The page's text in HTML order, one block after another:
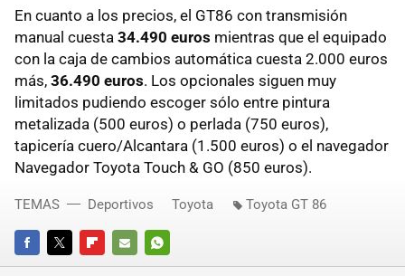
En cuanto a los precios, el GT86 con transmisión
manual cuesta 34.490 euros mientras que el equipado
con la caja de cambios automática cuesta 2.000 euros
más, 36.490 euros. Los opcionales siguen muy
limitados pudiendo escoger sólo entre pintura
metalizada (500 euros) o perlada (750 euros),
tapicería cuero/Alcantara (1.500 euros) o el navegador
Navegador Toyota Touch & GO (850 euros).
FACEBOOKTWITTERFLIPBOARD
E-
WHATSAPP
TEMAS Deportivos Toyota Toyota GT 86